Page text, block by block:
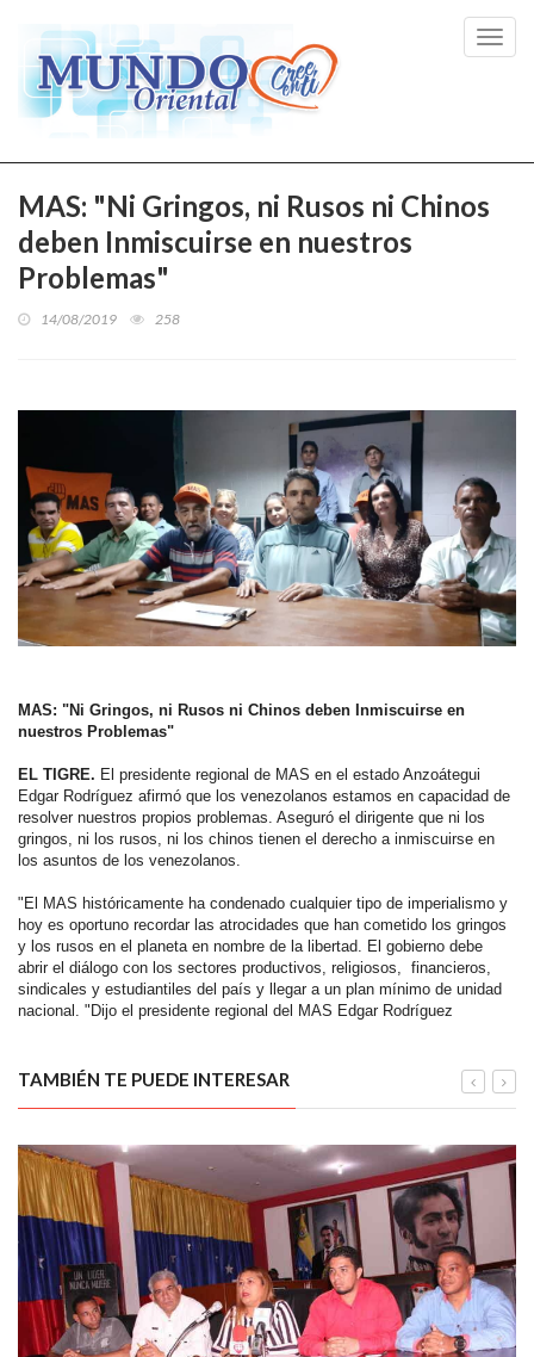
MAS: "Ni Gringos, ni Rusos ni Chinos
deben Inmiscuirse en nuestros
Problemas"
14/08/2019 258
MAS: "Ni Gringos, ni Rusos ni Chinos deben Inmiscuirse en
nuestros Problemas"
EL TIGRE. El presidente regional de MAS en el estado Anzoátegui
Edgar Rodríguez afirmó que los venezolanos estamos en capacidad de
resolver nuestros propios problemas. Aseguró el dirigente que ni los
gringos, ni los rusos, ni los chinos tienen el derecho a inmiscuirse en
los asuntos de los venezolanos.
"El MAS históricamente ha condenado cualquier tipo de imperialismo y
hoy es oportuno recordar las atrocidades que han cometido los gringos
y los rusos en el planeta en nombre de la libertad. El gobierno debe
abrir el diálogo con los sectores productivos, religiosos, financieros,
sindicales y estudiantiles del país y llegar a un plan mínimo de unidad
nacional. "Dijo el presidente regional del MAS Edgar Rodríguez
TAMBIÉN TE PUEDE INTERESAR